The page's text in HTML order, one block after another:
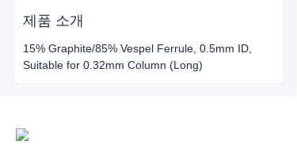
제품 소개
15% Graphite/85% Vespel Ferrule, 0.5mm ID,
Suitable for 0.32mm Column (Long)